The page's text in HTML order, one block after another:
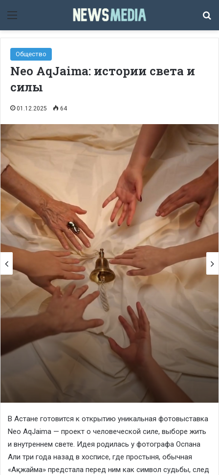
Мәзір
Общество
Neo AqJaima: истории света и
силы
01.12.2025 64
В Астане готовится к открытию уникальная фотовыставка
Neo AqJaima — проект о человеческой силе, выборе жить
и внутреннем свете. Идея родилась у фотографа Оспана
Али три года назад в хосписе, где простыня, обычная
«Ақжайма» предстала перед ним как символ судьбы, след